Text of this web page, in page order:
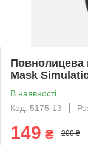
Повнолицева
Mask
В наявності
Код: 5175-13
149 ₴ 200 ₴